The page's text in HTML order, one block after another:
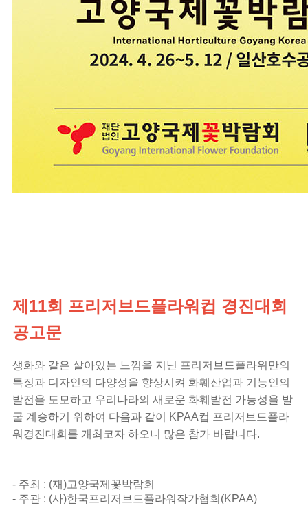
제11회 프리저브드플라워컵 경진대회
공고문
생화와 같은 살아있는 느낌을 지닌 프리저브드플라워만의
특징과 디자인의 다양성을 향상시켜 화훼산업과 기능인의
발전을 도모하고 우리나라의 새로운 화훼발전 가능성을 발
굴 계승하기 위하여 다음과 같이
KPAA컵 프리저브드플라
워경진대회를 개최코자 하오니 많은 참가 바랍니다.
- 주최 : (재)고양국제꽃박람회
- 주관 : (사)한국프리저브드플라워작가협회(KPAA)